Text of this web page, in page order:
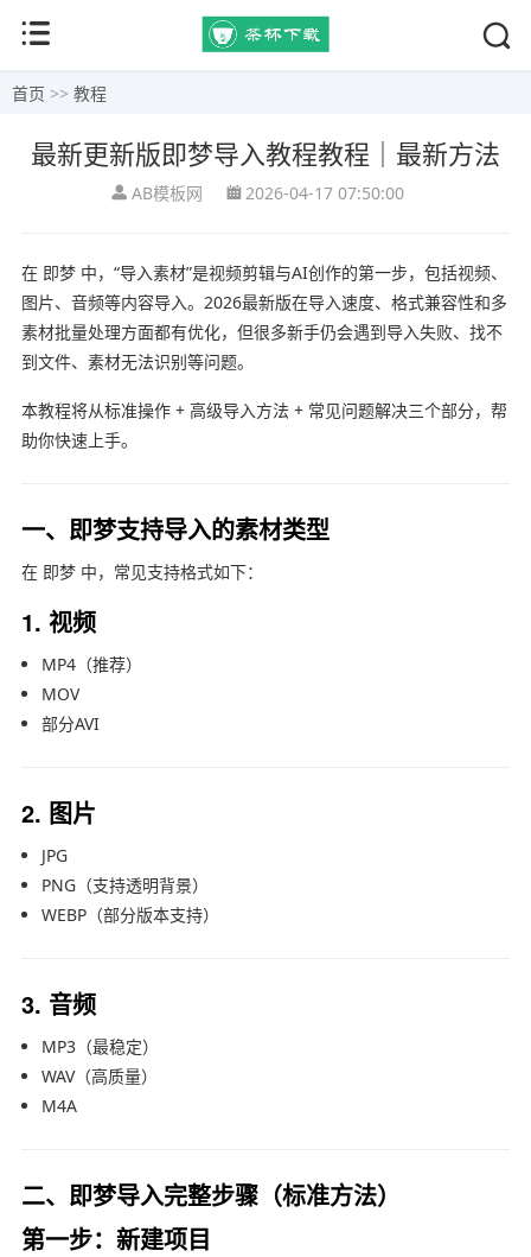
首页 >> 教程
最新更新版即梦导入教程教程｜最新方法
AB模板网 2026-04-17 07:50:00
在 即梦 中，“导入素材”是视频剪辑与AI创作的第一步，包括视频、
图片、音频等内容导入。2026最新版在导入速度、格式兼容性和多
素材批量处理方面都有优化，但很多新手仍会遇到导入失败、找不
到文件、素材无法识别等问题。
本教程将从标准操作 + 高级导入方法 + 常见问题解决三个部分，帮
助你快速上手。
一、即梦支持导入的素材类型
在 即梦 中，常见支持格式如下：
1. 视频
MP4（推荐）
MOV
部分AVI
2. 图片
JPG
PNG（支持透明背景）
WEBP（部分版本支持）
3. 音频
MP3（最稳定）
WAV（高质量）
M4A
二、即梦导入完整步骤（标准方法）
第一步：新建项目